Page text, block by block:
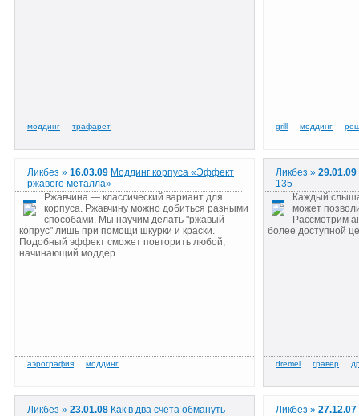
Ликбез » 16.03.09 Моддинг корпуса «Эффект
ржавого металла»
Ржавчина — классический вариант для
корпуса. Ржавчину можно добиться разными
способами. Мы научим делать "ржавый
копрус" лишь при помощи шкурки и краски.
Подобный эффект сможет повторить любой,
начинающий моддер.
Ликбез » 29.01.09
135
Каждый
может
Рассмотрим
более доступной
Ликбез » 23.01.08 Как в два счета обмануть
Ликбез » 27.12.07